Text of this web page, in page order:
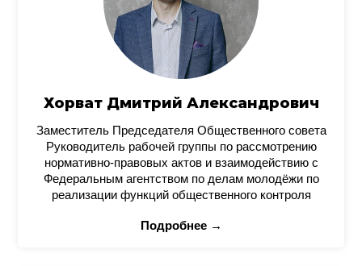
Хорват Дмитрий Александрович
Заместитель Председателя Общественного совета
Руководитель рабочей группы по рассмотрению
нормативно-правовых актов и взаимодействию с
Федеральным агентством по делам молодёжи по
реализации функций общественного контроля
Подробнее →